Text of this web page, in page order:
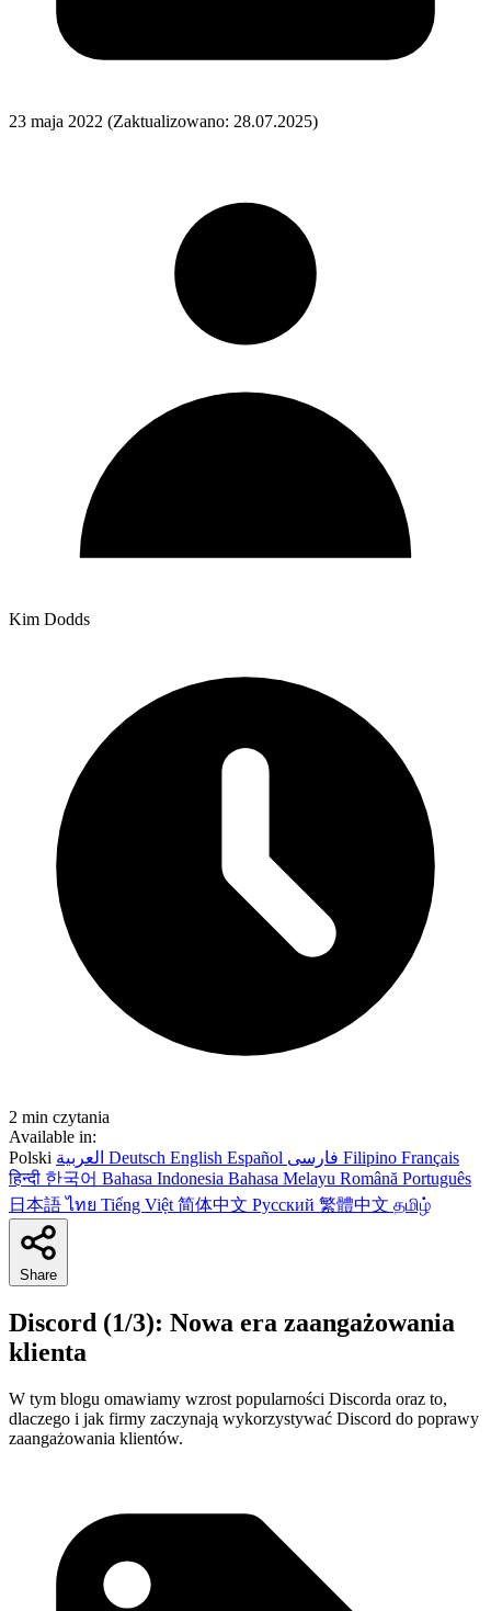
23 maja 2022 (Zaktualizowano: 28.07.2025)
Kim Dodds
2 min czytania
Available in:
Polski
Deutsch English Español Filipino Français
हिन्दी 한국어 Bahasa Indonesia Bahasa Melayu Română Português
日本語ไทย Tiếng Việt 简体中文 Русский 繁體中文 தமிழ்
Share
Discord (1/3): Nowa era zaangażowania
klienta
W tym blogu omawiamy wzrost popularności Discorda oraz to,
dlaczego i jak firmy zaczynają wykorzystywać Discord do poprawy
zaangażowania klientów.